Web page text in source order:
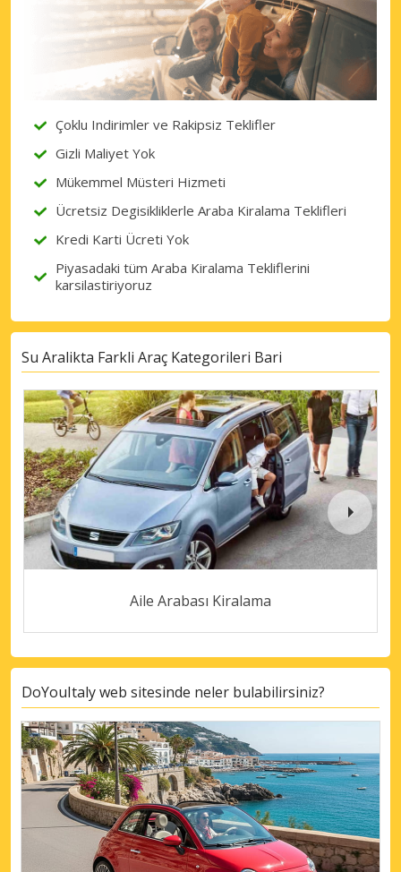
Çoklu Indirimler ve Rakipsiz Teklifler
Gizli Maliyet Yok
Mükemmel Müsteri Hizmeti
Ücretsiz Degisikliklerle Araba Kiralama Teklifleri
Kredi Karti Ücreti Yok
Piyasadaki tüm Araba Kiralama Tekliflerini
karsilastiriyoruz
Su Aralikta Farkli Araç Kategorileri Bari
Aile Arabası Kiralama
DoYouItaly web sitesinde neler bulabilirsiniz?